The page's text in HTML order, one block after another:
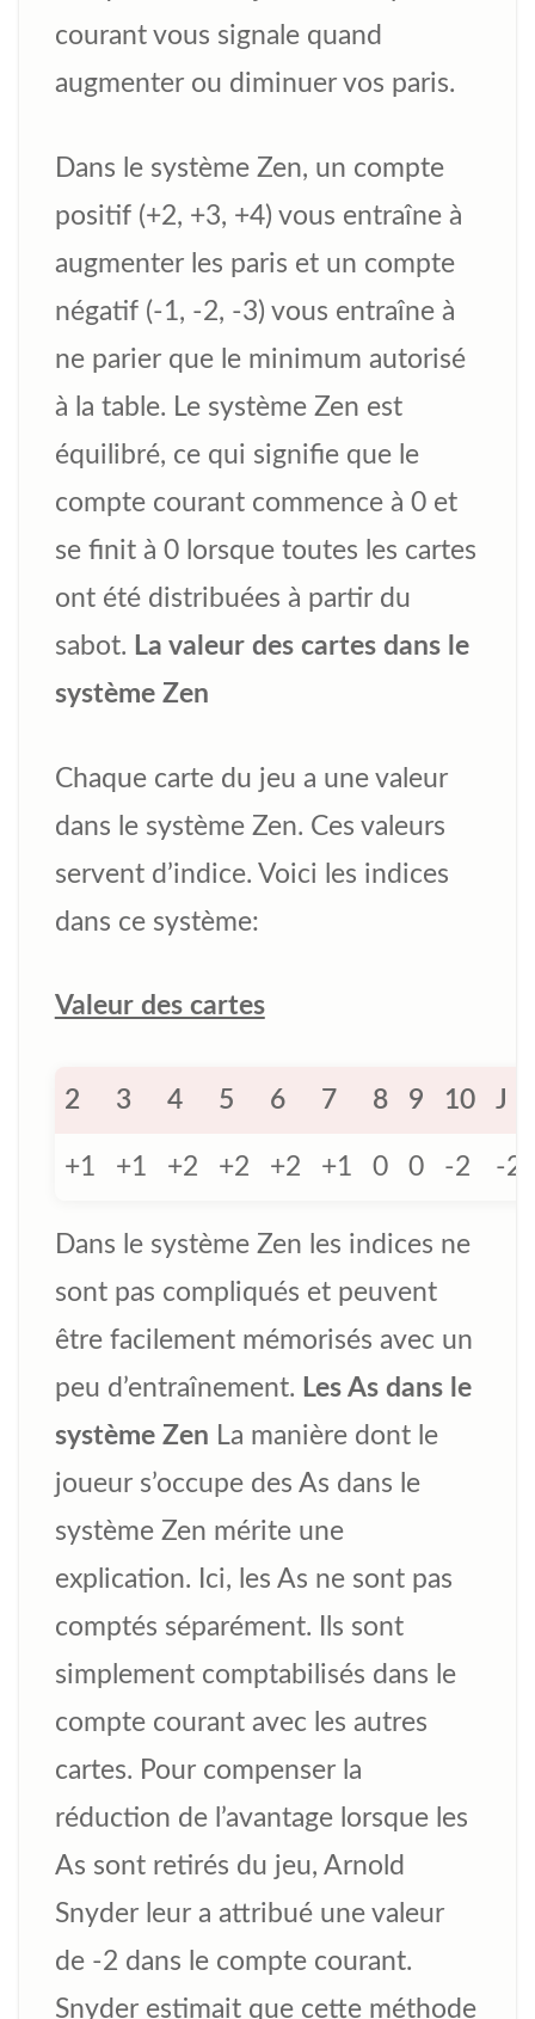
courant vous signale quand
augmenter ou diminuer vos paris.
Dans le système Zen, un compte
positif (+2, +3, +4) vous entraîne à
augmenter les paris et un compte
négatif (-1, -2, -3) vous entraîne à
ne parier que le minimum autorisé
à la table. Le système Zen est
équilibré, ce qui signifie que le
compte courant commence à 0 et
se finit à 0 lorsque toutes les cartes
ont été distribuées à partir du
sabot. La valeur des cartes dans le
système Zen
Chaque carte du jeu a une valeur
dans le système Zen. Ces valeurs
servent d’indice. Voici les indices
dans ce système:
Valeur des cartes
2 3 4 5 6 7 8 9 10 J
+1 +1 +2 +2 +2 +1 0 0 -2 -2
Dans le système Zen les indices ne
sont pas compliqués et peuvent
être facilement mémorisés avec un
peu d’entraînement. Les As dans le
système Zen La manière dont le
joueur s’occupe des As dans le
système Zen mérite une
explication. Ici, les As ne sont pas
comptés séparément. Ils sont
simplement comptabilisés dans le
compte courant avec les autres
cartes. Pour compenser la
réduction de l’avantage lorsque les
As sont retirés du jeu, Arnold
Snyder leur a attribué une valeur
de -2 dans le compte courant.
Snyder estimait que cette méthode